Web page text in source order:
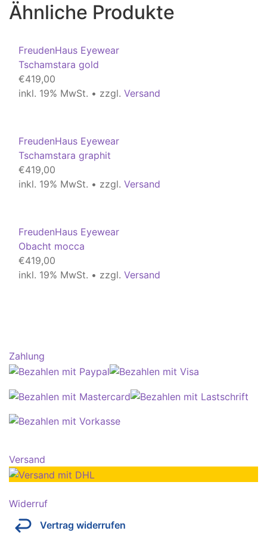
Ähnliche Produkte
FreudenHaus Eyewear
Tschamstara gold
€419,00
inkl. 19% MwSt. • zzgl. Versand
FreudenHaus Eyewear
Tschamstara graphit
€419,00
inkl. 19% MwSt. • zzgl. Versand
FreudenHaus Eyewear
Obacht mocca
€419,00
inkl. 19% MwSt. • zzgl. Versand
Zahlung
Versand
Widerruf
Vertrag widerrufen